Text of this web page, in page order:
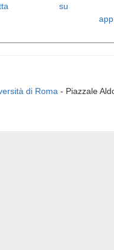
su
di Roma - Piazzale